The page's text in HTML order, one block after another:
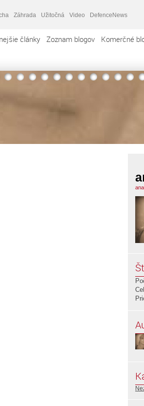
Záhrada Užitočná Video DefenceNews
články Zoznam blogov Komerčné